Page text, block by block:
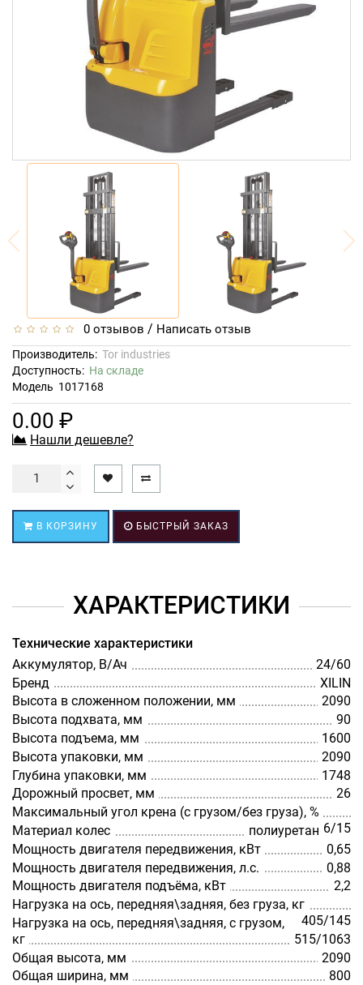
0 отзывов / Написать отзыв
Производитель: Tor industries
Доступность: На складе
Модель 1017168
0.00 ₽
Нашли дешевле?
В КОРЗИНУ БЫСТРЫЙ ЗАКАЗ
ХАРАКТЕРИСТИКИ
Технические характеристики
Аккумулятор, В/Ач
24/60
Бренд
XILIN
Высота в сложенном положении, мм
2090
Высота подхвата, мм
90
Высота подъема, мм
1600
Высота упаковки, мм
2090
Глубина упаковки, мм
1748
Дорожный просвет, мм
26
Максимальный угол крена (с грузом/без груза), %
6/15
Материал колес
полиуретан
Мощность двигателя передвижения, кВт
0,65
Мощность двигателя передвижения, л.с.
0,88
Мощность двигателя подъёма, кВт
2,2
Нагрузка на ось, передняя\задняя, без груза, кг
405/145
Нагрузка на ось, передняя\задняя, с грузом,
кг
515/1063
Общая высота, мм
2090
Общая ширина, мм
800